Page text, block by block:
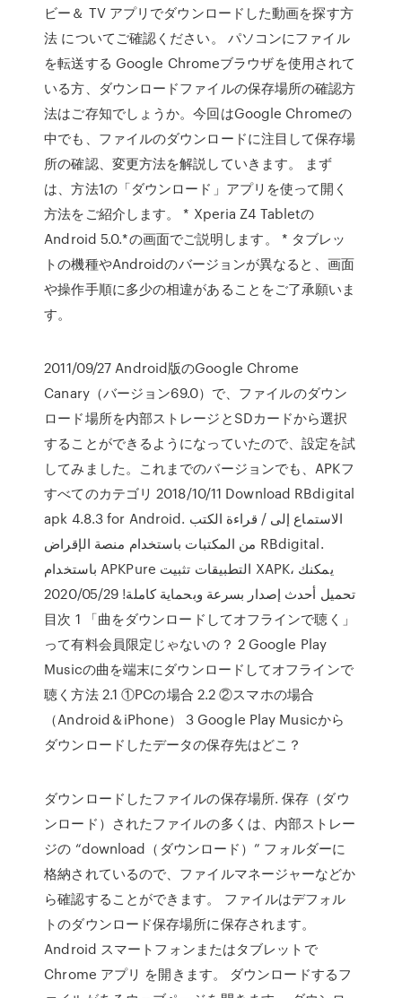
ビー＆ TV アプリでダウンロードした動画を探す方
法 についてご確認ください。 パソコンにファイル
を転送する Google Chromeブラウザを使用されて
いる方、ダウンロードファイルの保存場所の確認方
法はご存知でしょうか。今回はGoogle Chromeの
中でも、ファイルのダウンロードに注目して保存場
所の確認、変更方法を解説していきます。 まず
は、方法1の「ダウンロード」アプリを使って開く
方法をご紹介します。 * Xperia Z4 Tabletの
Android 5.0.*の画面でご説明します。 * タブレッ
トの機種やAndroidのバージョンが異なると、画面
や操作手順に多少の相違があることをご了承願いま
す。
2011/09/27 Android版のGoogle Chrome
Canary（バージョン69.0）で、ファイルのダウン
ロード場所を内部ストレージとSDカードから選択
することができるようになっていたので、設定を試
してみました。これまでのバージョンでも、APKフ
すべてのカテゴリ 2018/10/11 Download RBdigital
apk 4.8.3 for Android. الاستماع إلى / قراءة الكتب
من المكتبات باستخدام منصة الإقراض RBdigital.
باستخدام APKPure التطبيقات تثبيت XAPK، يمكنك
تحميل أحدث إصدار بسرعة وبحماية كاملة! 2020/05/29
目次 1 「曲をダウンロードしてオフラインで聴く」
って有料会員限定じゃないの？ 2 Google Play
Musicの曲を端末にダウンロードしてオフラインで
聴く方法 2.1 ①PCの場合 2.2 ②スマホの場合
（Android＆iPhone） 3 Google Play Musicから
ダウンロードしたデータの保存先はどこ？
ダウンロードしたファイルの保存場所. 保存（ダウ
ンロード）されたファイルの多くは、内部ストレー
ジの “download（ダウンロード）” フォルダーに
格納されているので、ファイルマネージャーなどか
ら確認することができます。 ファイルはデフォル
トのダウンロード保存場所に保存されます。
Android スマートフォンまたはタブレットで
Chrome アプリ を開きます。 ダウンロードするフ